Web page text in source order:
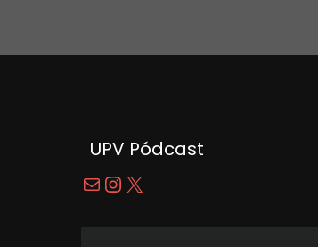
UPV Pódcast
Correo electrónico
Instagram
X